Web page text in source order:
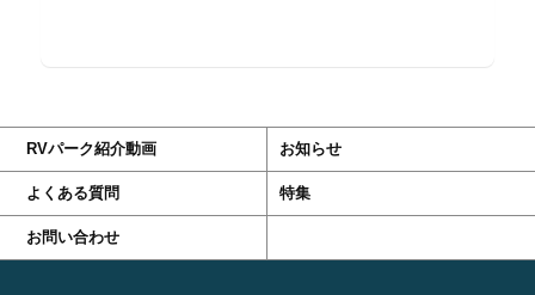
RVパーク紹介動画 お知らせ
よくある質問 特集
お問い合わせ